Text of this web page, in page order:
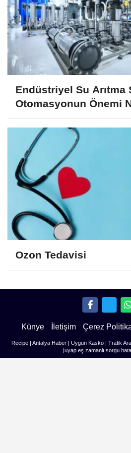
Endüstriyel Su Arıtma
Otomasyonun Önemi
Ozon Tedavisi
Künye İletişim Çerez
Recipe| Antalya Haber| Uygun Kasko| Trafik
uyap eş zamanlı sorgu